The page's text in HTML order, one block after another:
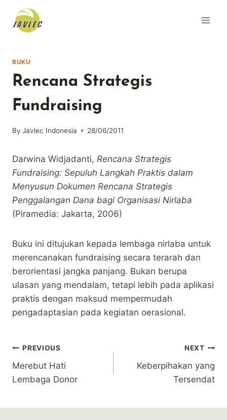
content
BUKU
Rencana Strategis
Fundraising
By Javlec Indonesia 28/06/2011
Darwina Widjadanti, Rencana Strategis
Fundraising: Sepuluh Langkah Praktis dalam
Menyusun Dokumen Rencana Strategis
Penggalangan Dana bagi Organisasi Nirlaba
(Piramedia: Jakarta, 2006)
Buku ini ditujukan kepada lembaga nirlaba untuk
merencanakan fundraising secara terarah dan
berorientasi jangka panjang. Bukan berupa
ulasan yang mendalam, tetapi lebih pada aplikasi
praktis dengan maksud mempermudah
pengadaptasian pada kegiatan oerasional.
Post
navigation
PREVIOUS
Merebut Hati
Lembaga Donor
NEXT
Keberpihakan yang
Tersendat